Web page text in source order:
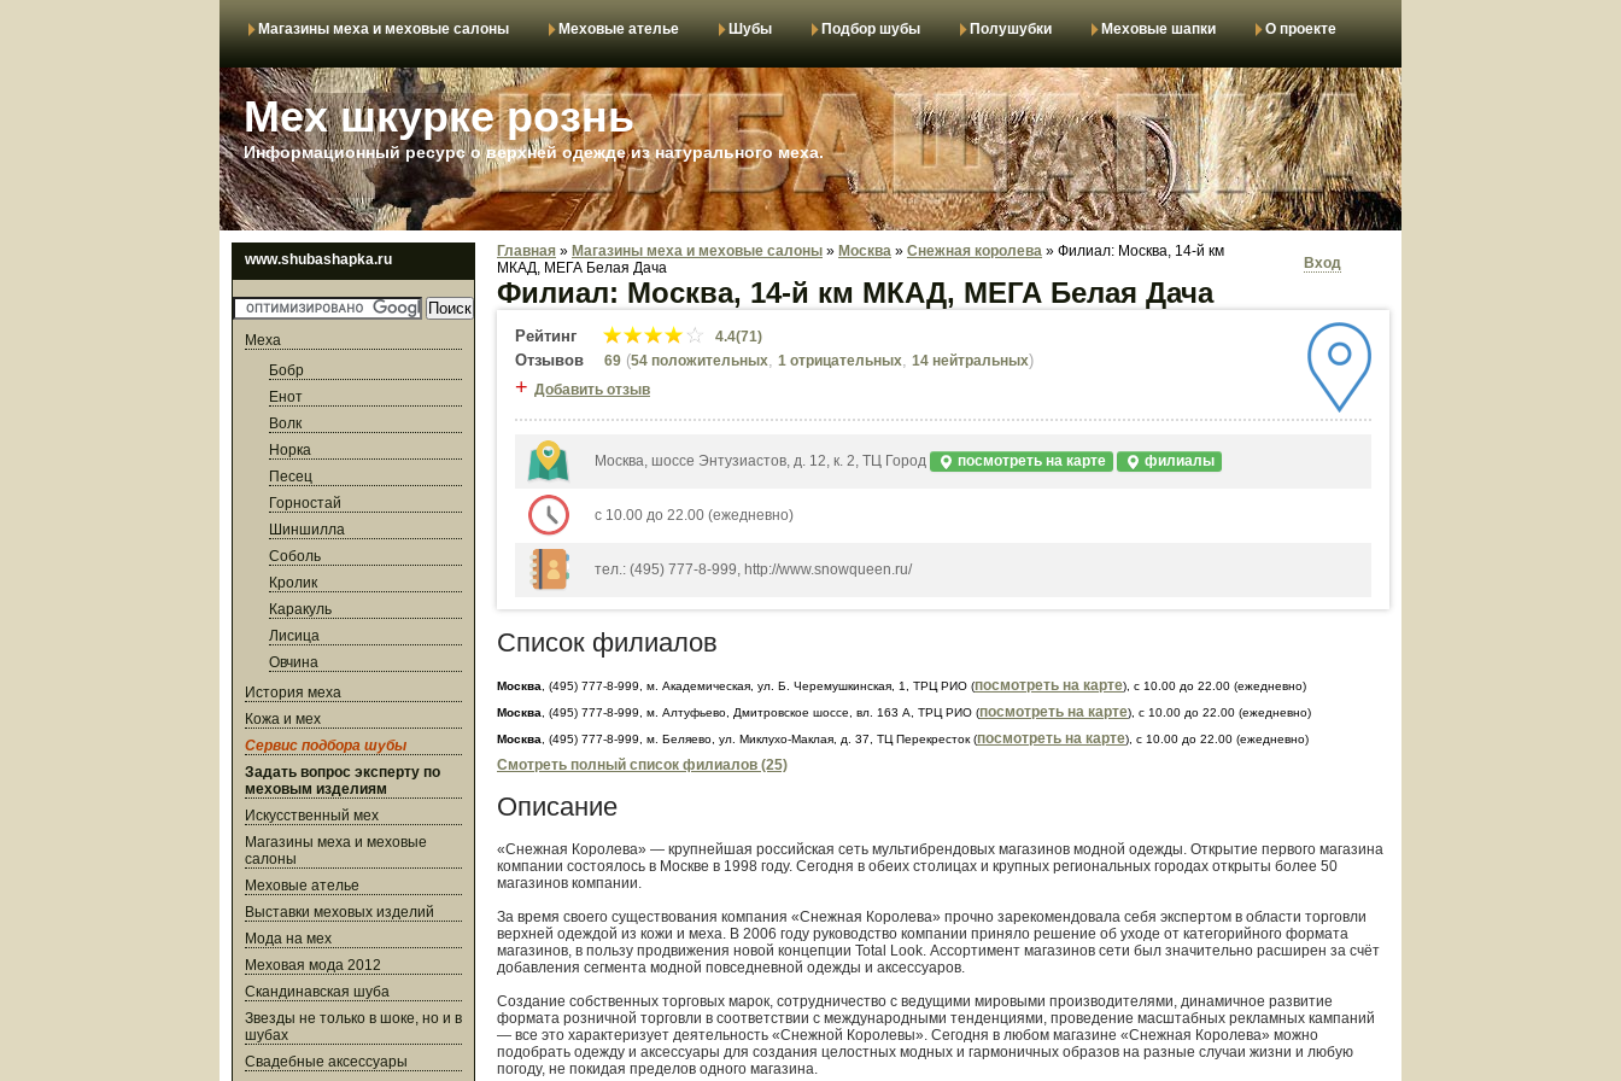
Магазины меха и меховые салоны Меховые ателье Шубы Подбор шубы Полушубки Меховые шапки О проекте
Мех шкурке рознь
Информационный ресурс о верхней одежде из натурального меха.
www.shubashapka.ru
Меха
Бобр
Енот
Волк
Норка
Песец
Горностай
Шиншилла
Соболь
Кролик
Каракуль
Лисица
Овчина
История меха
Кожа и мех
Сервис подбора шубы
Задать вопрос эксперту по
меховым изделиям
Искусственный мех
Магазины меха и меховые
салоны
Меховые ателье
Выставки меховых изделий
Мода на мех
Меховая мода 2012
Скандинавская шуба
Звезды не только в шоке, но и в
шубах
Свадебные аксессуары
Главная » Магазины меха и меховые салоны » Москва » Снежная королева » Филиал: Москва, 14-й км
МКАД, МЕГА Белая Дача
Вход
Филиал: Москва, 14-й км МКАД, МЕГА Белая Дача
Рейтинг 4.4(71)
Отзывов 69 (54 положительных, 1 отрицательных, 14 нейтральных)
+ Добавить отзыв
Москва, шоссе Энтузиастов, д. 12, к. 2, ТЦ Город посмотреть на карте филиалы
с 10.00 до 22.00 (ежедневно)
тел.: (495) 777-8-999, http://www.snowqueen.ru/
Список филиалов
Москва , (495) 777-8-999, м. Академическая, ул. Б. Черемушкинская, 1, ТРЦ РИО (посмотреть на карте), с 10.00 до 22.00 (ежедневно)
Москва , (495) 777-8-999, м. Алтуфьево, Дмитровское шоссе, вл. 163 А, ТРЦ РИО (посмотреть на карте), с 10.00 до 22.00 (ежедневно)
Москва , (495) 777-8-999, м. Беляево, ул. Миклухо-Маклая, д. 37, ТЦ Перекресток (посмотреть на карте), с 10.00 до 22.00 (ежедневно)
Смотреть полный список филиалов (25)
Описание
«Снежная Королева» — крупнейшая российская сеть мультибрендовых магазинов модной одежды. Открытие первого магазина
компании состоялось в Москве в 1998 году. Сегодня в обеих столицах и крупных региональных городах открыты более 50
магазинов компании.
За время своего существования компания «Снежная Королева» прочно зарекомендовала себя экспертом в области торговли
верхней одеждой из кожи и меха. В 2006 году руководство компании приняло решение об уходе от категорийного формата
магазинов, в пользу продвижения новой концепции Total Look. Ассортимент магазинов сети был значительно расширен за счёт
добавления сегмента модной повседневной одежды и аксессуаров.
Создание собственных торговых марок, сотрудничество с ведущими мировыми производителями, динамичное развитие
формата розничной торговли в соответствии с международными тенденциями, проведение масштабных рекламных кампаний
— все это характеризует деятельность «Снежной Королевы». Сегодня в любом магазине «Снежная Королева» можно
подобрать одежду и аксессуары для создания целостных модных и гармоничных образов на разные случаи жизни и любую
погоду, не покидая пределов одного магазина.